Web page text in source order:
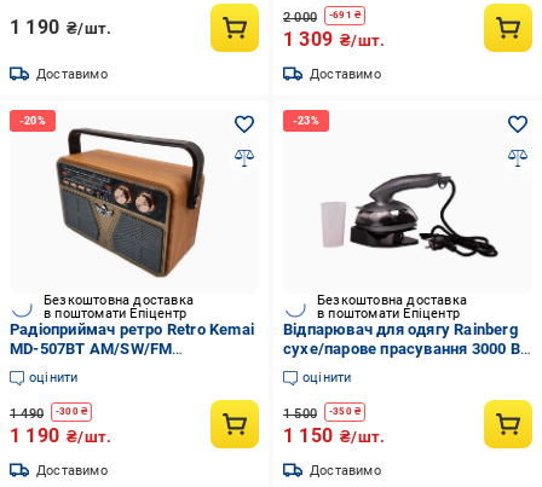
1 190 ₴/шт.
Доставимо
2 000 -691 ₴
1 309 ₴/шт.
Доставимо
Безкоштовна доставка
в поштомати Епіцентр
Радіоприймач ретро Retro Kemai
MD-507BT AM/SW/FM
акумуляторний USB з пультом
оцінити
1 490 -300₴
1 190 ₴/шт.
Доставимо
Безкоштовна доставка
в поштомати Епіцентр
Відпарювач для одягу Rainberg
сухе/парове прасування 3000 Вт
(RB 2257)
оцінити
1 500 -350₴
1 150 ₴/шт.
Доставимо